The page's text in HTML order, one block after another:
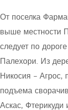
От поселка
выше местности
следует по
Палехори. Из
Никосия – Агрос,
подъема
Аскас,